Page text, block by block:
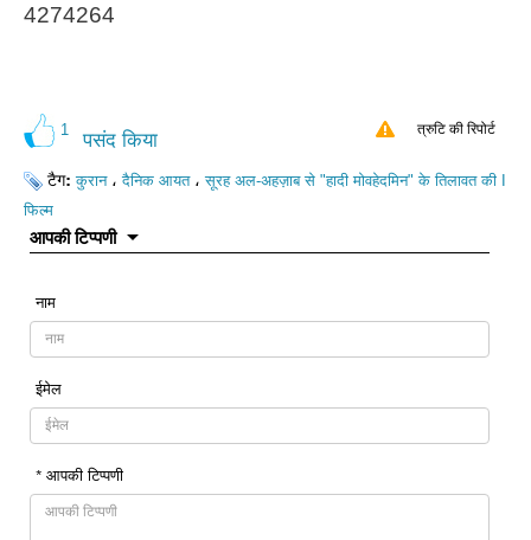
4274264
1 पसंद किया त्रुटि की रिपोर्ट
टैग:कुरान،दैनिक आयत،सूरह अल-अहज़ाब से "हादी मोवहेदमिन" के तिलावत की I
फिल्म
आपकी टिप्पणी
नाम
ईमेल
* आपकी टिप्पणी